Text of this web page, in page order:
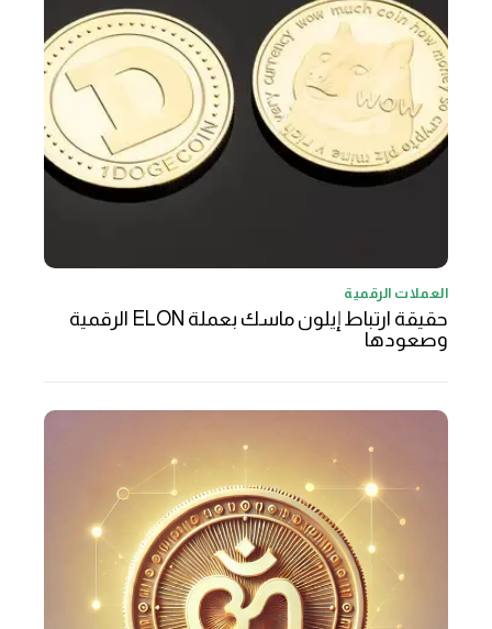
العملات الرقمية
حقيقة ارتباط إيلون ماسك بعملة ELON الرقمية
وصعودها